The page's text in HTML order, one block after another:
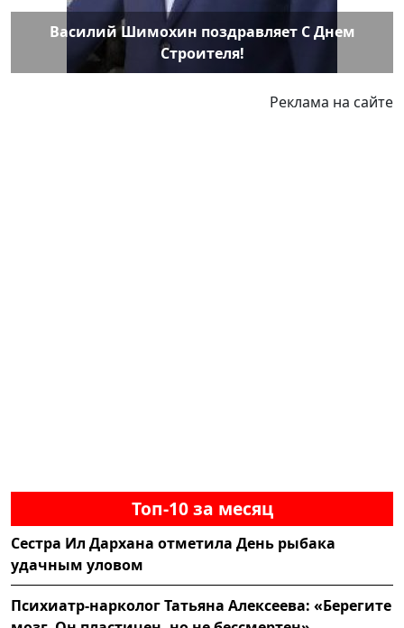
Василий Шимохин поздравляет С Днем
Строителя!
Реклама на сайте
Топ-10 за месяц
Сестра Ил Дархана отметила День рыбака
удачным уловом
Психиатр-нарколог Татьяна Алексеева: «Берегите